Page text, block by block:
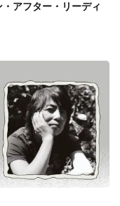
アフター・リーディ